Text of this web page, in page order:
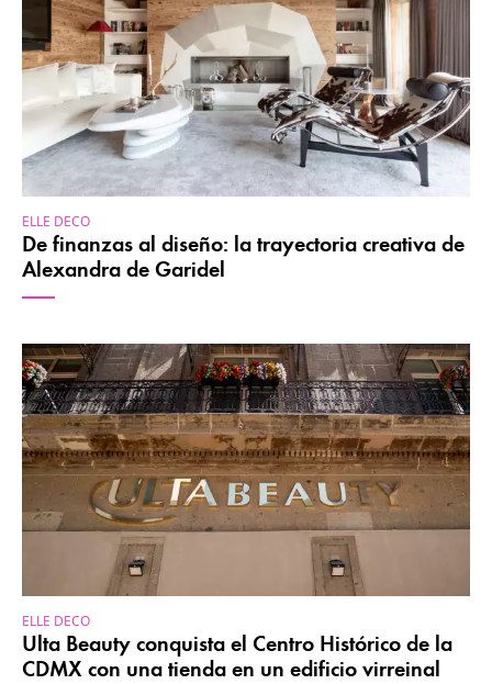
ELLE DECO
De finanzas al diseño: la trayectoria creativa de
Alexandra de Garidel
ELLE DECO
Ulta Beauty conquista el Centro Histórico de la
CDMX con una tienda en un edificio virreinal